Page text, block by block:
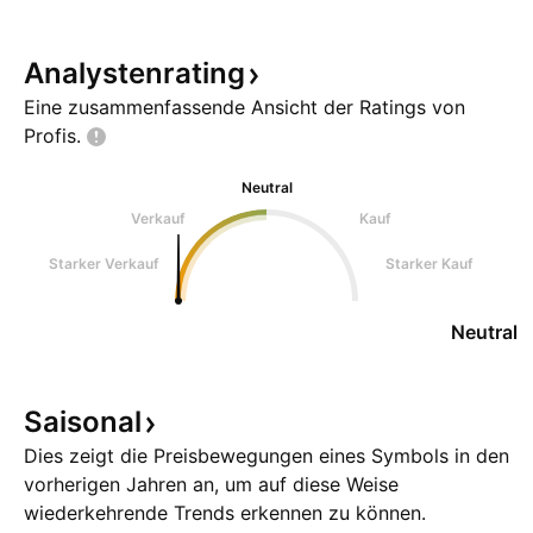
Analystenrating
Eine zusammenfassende Ansicht der Ratings von
Profis.
Neutral
Verkauf
Kauf
Starker Verkauf Starker Kauf
Neutral
Saisonal
Dies zeigt die Preisbewegungen eines Symbols in den
vorherigen Jahren an, um auf diese Weise
wiederkehrende Trends erkennen zu können.